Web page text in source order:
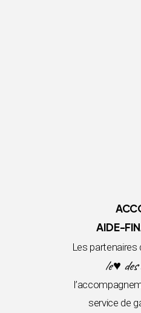
AIDE-
Les partenaires
le ♥
service de